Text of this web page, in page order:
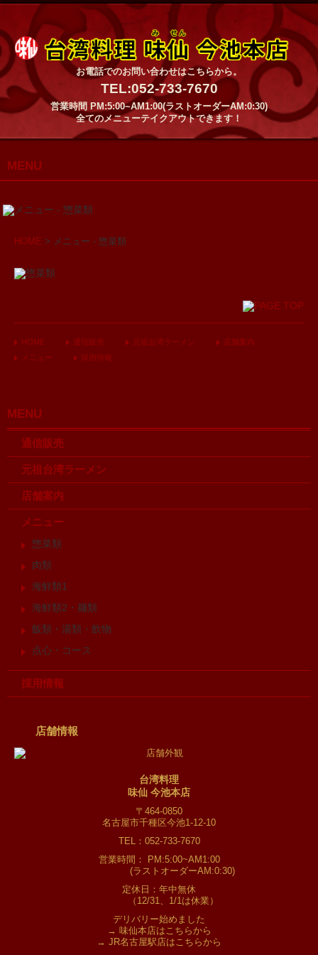
お電話でのお問い合わせはこちらから。
TEL:052-733-7670
営業時間 PM:5:00~AM1:00(ラストオーダーAM:0:30)
全てのメニューテイクアウトできます！
MENU
HOME > メニュー - 惣菜類
HOME 通信販売 元祖台湾ラーメン
店舗案内
メニュー
採用情報
MENU
通信販売
元祖台湾ラーメン
店舗案内
メニュー
惣菜類
肉類
海鮮類1
海鮮類2・麺類
飯類・湯類・飲物
点心・コース
採用情報
店舗情報
台湾料理
味仙 今池本店
〒464-0850
名古屋市千種区今池1-12-10
TEL：052-733-7670
営業時間： PM:5:00~AM1:00
(ラストオーダーAM:0:30)
定休日：年中無休
（12/31、1/1は休業）
デリバリー始めました
→ 味仙本店はこちらから
→ JR名古屋駅店はこちらから